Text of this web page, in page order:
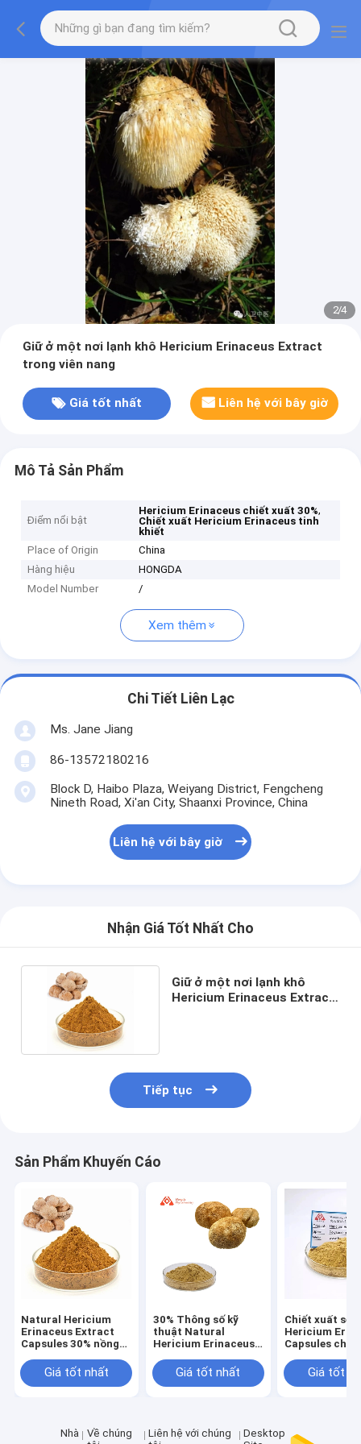
2/4
Giữ ở một nơi lạnh khô Hericium Erinaceus Extract
trong viên nang
Giá tốt nhất Liên hệ với bây giờ
Mô Tả Sản Phẩm
Điểm nổi bật
Hericium Erinaceus chiết xuất 30%,
Chiết xuất Hericium Erinaceus tinh
khiết
Place of Origin
China
Hàng hiệu
HONGDA
Model Number
/
Xem thêm
Chi Tiết Liên Lạc
Ms. Jane Jiang
86-13572180216
Block D, Haibo Plaza, Weiyang District, Fengcheng
Nineth Road, Xi'an City, Shaanxi Province, China
Liên hệ với bây giờ
Nhận Giá Tốt Nhất Cho
Giữ ở một nơi lạnh khô
Hericium Erinaceus Extract
Tiếp tục
Sản Phẩm Khuyến Cáo
Natural Hericium
Erinaceus Extract
Capsules 30% nồng
có tiêu hóa yếu
Giá tốt nhất
30% Thông số kỹ
thuật Natural
Hericium Erinaceus
CareGiá tốt nhất
Chiết xuất
Hericium
Capsules cho
yếu
Giá tốt
Nhà
Về chúng
Liên hệ với chúng
Desktop